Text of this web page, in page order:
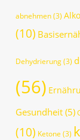
abnehmen(3)
(10)
Dehydrierung(3)
(56)
Gesundheit (5)
(10) Ketone (3)